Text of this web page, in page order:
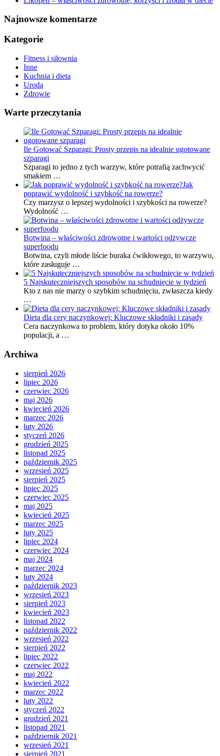
Najnowsze komentarze
Kategorie
Fitness i siłownia
Inne
Kuchnia i dieta
Uroda
Zdrowie
Warte przeczytania
Ile Gotować Szparagi: Prosty przepis na idealnie ugotowane
szparagi
Szparagi to jedno z tych warzyw, które potrafią zachwycić
smakiem …
Jak
poprawić wydolność i szybkość na rowerze?
Czy marzysz o lepszej wydolności i szybkości na rowerze?
Wydolność …
Botwina – właściwości zdrowotne i wartości odżywcze
superfoodu
Botwina, czyli młode liście buraka ćwikłowego, to warzywo,
które zasługuje …
5 Najskuteczniejszych sposobów na schudnięcie w tydzień
Kto z nas nie marzy o szybkim schudnięciu, zwłaszcza kiedy
…
Dieta dla cery naczynkowej: Kluczowe składniki i zasady
Cera naczynkowa to problem, który dotyka około 10%
populacji, a …
Archiwa
sierpień 2026
lipiec 2026
czerwiec 2026
maj 2026
kwiecień 2026
marzec 2026
luty 2026
styczeń 2026
grudzień 2025
listopad 2025
październik 2025
wrzesień 2025
sierpień 2025
lipiec 2025
czerwiec 2025
maj 2025
kwiecień 2025
marzec 2025
luty 2025
lipiec 2024
czerwiec 2024
maj 2024
marzec 2024
luty 2024
październik 2023
wrzesień 2023
sierpień 2023
kwiecień 2023
listopad 2022
październik 2022
wrzesień 2022
sierpień 2022
lipiec 2022
czerwiec 2022
maj 2022
kwiecień 2022
marzec 2022
luty 2022
styczeń 2022
grudzień 2021
listopad 2021
październik 2021
wrzesień 2021
sierpień 2021